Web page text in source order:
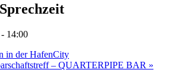
- 14:00
in der HafenCity
– QUARTERPIPE BAR »